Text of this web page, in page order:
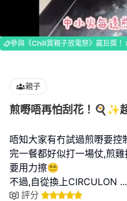
參與《Chill賞親子放電祭》贏巨獎！
親子
煎嘢唔再怕刮花！🍳✨
唔知大家有冇試過煎嘢要
完一餐都好似打一場仗,煎
要用力擦😵‍💫
不過,自從換上CIRCULON ...
評分